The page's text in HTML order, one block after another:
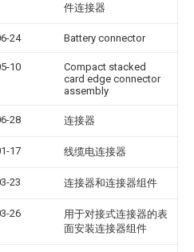
件连接器
24 Battery connector
10
Compact stacked
card edge connector
assembly
28 连接器
17 线缆电连接器
23 连接器和连接器组件
26
用于对接式连接器的表
面安装连接器组件